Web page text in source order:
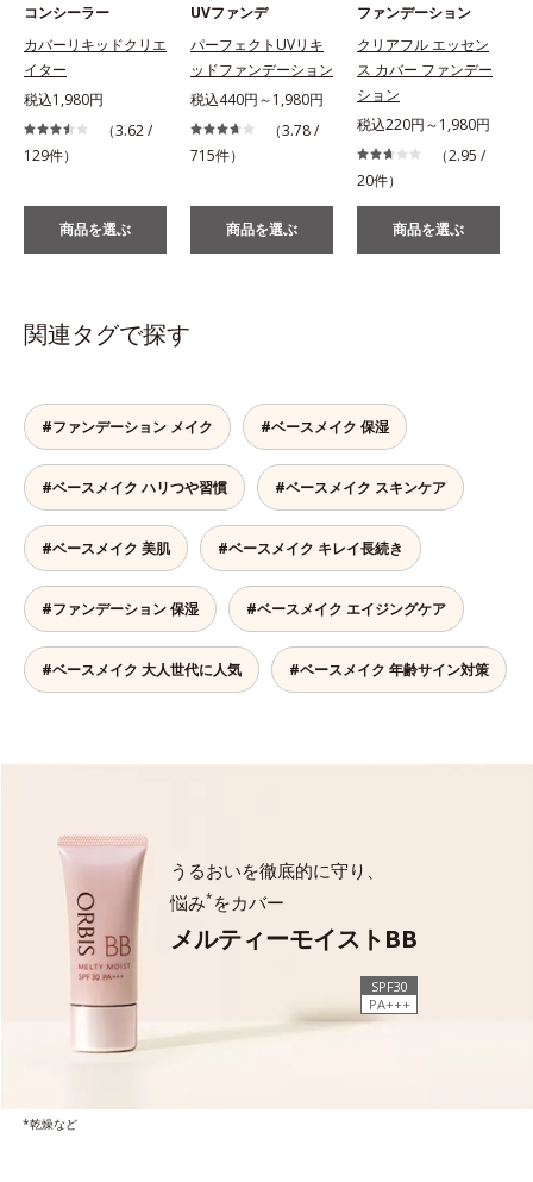
コンシーラー
カバーリキッドクリエ
イター
税込1,980円
（3.62 /
129件）
商品を選ぶ
UVファンデ
パーフェクトUVリキ
ッドファンデーション
税込440円～1,980円
（3.78 /
715件）
商品を選ぶ
ファンデーション
クリアフル エッセン
ス カバー ファンデー
ション
税込220円～1,980円
（2.95 /
20件）
商品を選ぶ
関連タグで探す
#ファンデーション メイク #ベースメイク 保湿
#ベースメイク ハリつや習慣 #ベースメイク スキンケア
#ベースメイク 美肌 #ベースメイク キレイ長続き
#ファンデーション 保湿 #ベースメイク エイジングケア
#ベースメイク 大人世代に人気 #ベースメイク 年齢サイン対策
うるおいを徹底的に守り、
悩み* をカバー
メルティーモイストBB
SPF30
PA+++
*乾燥など